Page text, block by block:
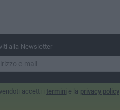
alla Newsletter
accetti i termini e la privacy policy